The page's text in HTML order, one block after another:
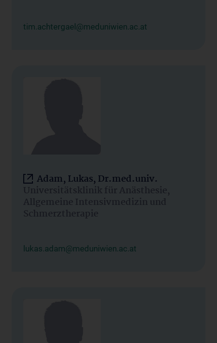
tim.achtergael@meduniwien.ac.at
Adam, Lukas, Dr.med.univ.
Universitätsklinik für Anästhesie,
Allgemeine Intensivmedizin und
Schmerztherapie
lukas.adam@meduniwien.ac.at